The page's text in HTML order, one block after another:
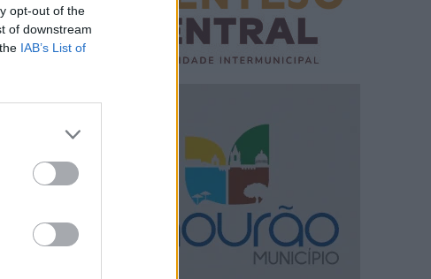
opt-out of the
of downstream
IAB’s List of